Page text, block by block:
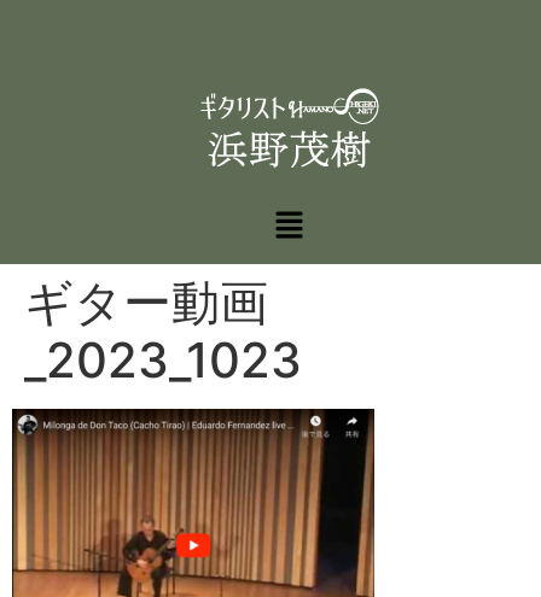
ギター動画
_2023_1023